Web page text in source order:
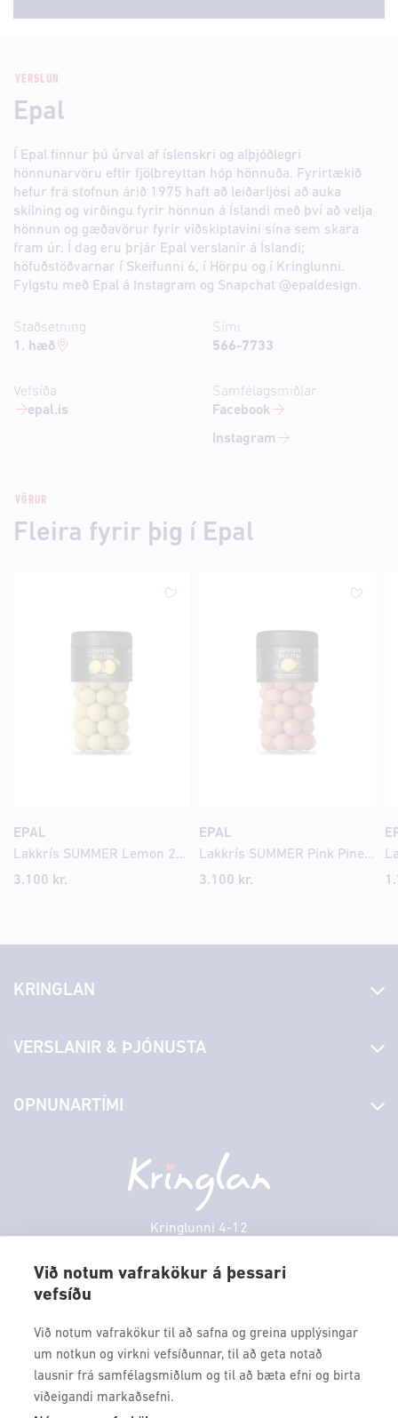
Við notum vafrakökur á þessari
vefsíðu
Við notum vafrakökur til að safna og greina upplýsingar
um notkun og virkni vefsíðunnar, til að geta notað
lausnir frá samfélagsmiðlum og til að bæta efni og birta
viðeigandi markaðsefni.
VERSLUN
Epal
Í Epal finnur þú úrval af íslenskri og alþjóðlegri
hönnunarvöru eftir fjölbreyttan hóp hönnuða. Fyrirtækið
hefur frá stofnun árið 1975 haft að leiðarljósi að auka
skilning og virðingu fyrir hönnun á Íslandi með því að velja
hönnun og gæðavörur fyrir viðskiptavini sína sem skara
fram úr. Í dag eru þrjár Epal verslanir á Íslandi;
höfuðstöðvarnar í Skeifunni 6, í Hörpu og í Kringlunni.
Fylgstu með Epal á Instagram og Snapchat @epaldesign.
Staðsetning
1. hæð
Vefsíða
epal.is
Sími
566-7733
Samfélagsmiðlar
Facebook
Instagram
VÖRUR
Fleira fyrir þig í Epal
EPAL
Lakkrís SUMMER Lemon 270gr
3.100 kr.
EPAL
Lakkrís SUMMER Pink Pineapple 270gr
3.100 kr.
Kringlunni 4-12
kringlan@kringlan.is
KRINGLAN
Laus störf
Hafðu samband
Persónuverndarstefna
VERSLANIR & ÞJÓNUSTA
Borgarbókasafn
Borgarleikhúsið
Ævintýraland
OPNUNARTÍMI
Fimmtudagur
VERTU MEÐ